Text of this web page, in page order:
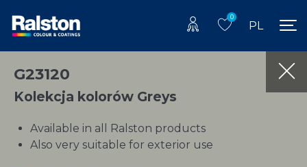
0
PL
G23120
Kolekcja kolorów Greys
Available in all Ralston products
Also very suitable for exterior use